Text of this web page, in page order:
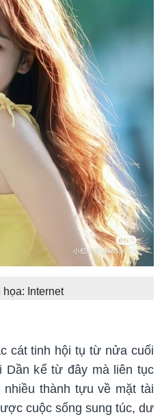
họa: Internet
cát tinh hội tụ từ nửa cuối
Dần kể từ đây mà liên tục
thành tựu về mặt tài
cuộc sống sung túc, dư